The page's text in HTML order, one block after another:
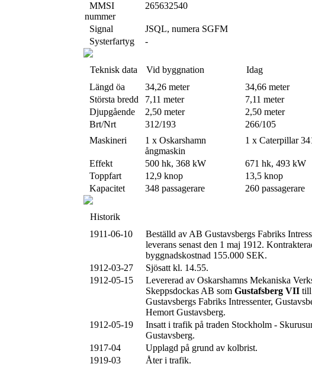
MMSI
nummer
265632540
Signal
JSQL, numera SGFM
Systerfartyg
-
Teknisk data Vid byggnation
Idag
Längd öa
34,26 meter
34,66 meter
Största bredd
7,11 meter
7,11 meter
Djupgående
2,50 meter
2,50 meter
Brt/Nrt
312/193
266/105
Maskineri
1 x Oskarshamn
ångmaskin
1 x Caterpillar
Effekt 500 hk, 368 kW
671 hk, 493 kW
Toppfart
12,9 knop
13,5 knop
Kapacitet
348 passagerare 260 passagerare
Historik
1911-06-10
Beställd av AB Gustavsbergs Fabriks
leverans senast den 1 maj 1912.
byggnadskostnad 155.000 SEK.
1912-03-27
Sjösatt kl. 14.55.
1912-05-15
Levererad av Oskarshamns Mekaniska
Skeppsdockas AB som Gustafsberg VII
Gustavsbergs Fabriks Intressenter,
Hemort Gustavsberg.
1912-05-19
Insatt i trafik på traden Stockholm -
Gustavsberg.
1917-04
Upplagd på grund av kolbrist.
1919-03
Åter i trafik.